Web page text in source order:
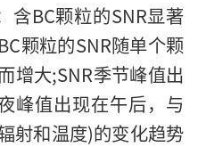
含BC颗粒的SNR显著
颗粒的SNR随单个颗
增大;SNR季节峰值出
峰值出现在午后，与
射和温度)的变化趋势